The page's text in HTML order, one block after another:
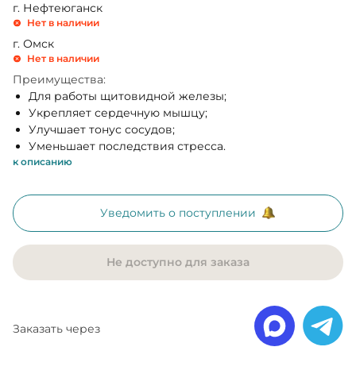
г. Нефтеюганск
Нет в наличии
г. Омск
Нет в наличии
Преимущества:
Для работы щитовидной железы;
Укрепляет сердечную мышцу;
Улучшает тонус сосудов;
Уменьшает последствия стресса.
к описанию
Уведомить о поступлении
Не доступно для заказа
Заказать через